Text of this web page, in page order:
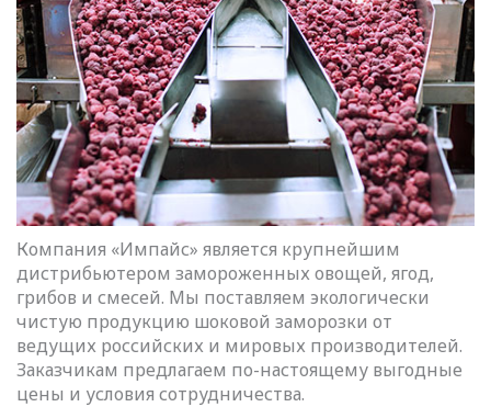
Компания «Импайс» является крупнейшим
дистрибьютером замороженных овощей, ягод,
грибов и смесей. Мы поставляем экологически
чистую продукцию шоковой заморозки от
ведущих российских и мировых производителей.
Заказчикам предлагаем по-настоящему выгодные
цены и условия сотрудничества.